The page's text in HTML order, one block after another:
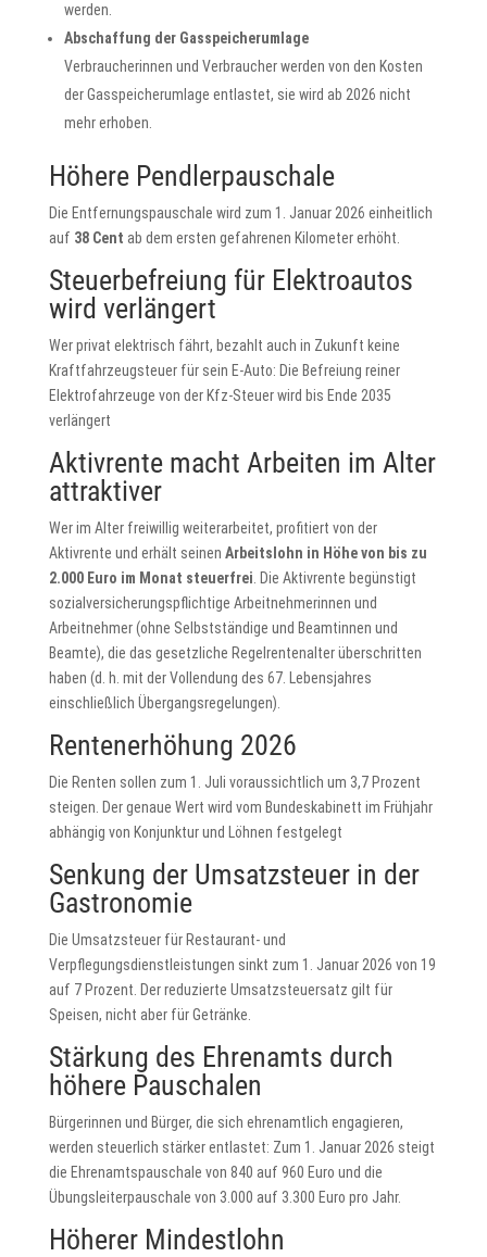
werden.
Abschaffung der Gasspeicherumlage
Verbraucherinnen und Verbraucher werden von den Kosten
der Gasspeicherumlage entlastet, sie wird ab 2026 nicht
mehr erhoben.
Höhere Pendlerpauschale
Die Entfernungspauschale wird zum 1. Januar 2026 einheitlich
auf 38 Cent ab dem ersten gefahrenen Kilometer erhöht.
Steuerbefreiung für Elektroautos
wird verlängert
Wer privat elektrisch fährt, bezahlt auch in Zukunft keine
Kraftfahrzeugsteuer für sein E-Auto: Die Befreiung reiner
Elektrofahrzeuge von der Kfz-Steuer wird bis Ende 2035
verlängert
Aktivrente macht Arbeiten im Alter
attraktiver
Wer im Alter freiwillig weiterarbeitet, profitiert von der
Aktivrente und erhält seinen Arbeitslohn in Höhe von bis zu
2.000 Euro im Monat steuerfrei . Die Aktivrente begünstigt
sozialversicherungspflichtige Arbeitnehmerinnen und
Arbeitnehmer (ohne Selbstständige und Beamtinnen und
Beamte), die das gesetzliche Regelrentenalter überschritten
haben (d. h. mit der Vollendung des 67. Lebensjahres
einschließlich Übergangsregelungen).
Rentenerhöhung 2026
Die Renten sollen zum 1. Juli voraussichtlich um 3,7 Prozent
steigen. Der genaue Wert wird vom Bundeskabinett im Frühjahr
abhängig von Konjunktur und Löhnen festgelegt
Senkung der Umsatzsteuer in der
Gastronomie
Die Umsatzsteuer für Restaurant- und
Verpflegungsdienstleistungen sinkt zum 1. Januar 2026 von 19
auf 7 Prozent. Der reduzierte Umsatzsteuersatz gilt für
Speisen, nicht aber für Getränke.
Stärkung des Ehrenamts durch
höhere Pauschalen
Bürgerinnen und Bürger, die sich ehrenamtlich engagieren,
werden steuerlich stärker entlastet: Zum 1. Januar 2026 steigt
die Ehrenamtspauschale von 840 auf 960 Euro und die
Übungsleiterpauschale von 3.000 auf 3.300 Euro pro Jahr.
Höherer Mindestlohn